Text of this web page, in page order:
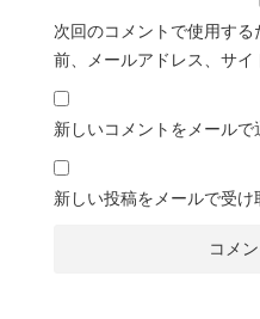
次回のコメントで使用す
前、メールアドレス、サイ
新しいコメントをメールで
新しい投稿をメールで受け